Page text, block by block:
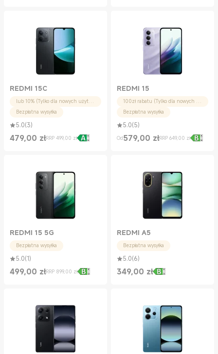
REDMI 15C
lub 10% (Tylko dla nowych użytkowników)
Bezpłatna wysyłka
5.0(3)
479,00 zł
Current Price zł479.00RRP 499,00 zł
Cena rynkowa 499,00 zł
REDMI 15
100zł rabatu (Tylko dla nowych użytkowników)
Bezpłatna wysyłka
5.0(5)
Od579,00 zł
Current Price zł579.00RRP 649,00 zł
Cena rynkowa 649,00 zł
REDMI 15 5G
Bezpłatna wysyłka
5.0(1)
499,00 zł
Current Price zł499.00RRP 899,00 zł
Cena rynkowa 899,00 zł
REDMI A5
Bezpłatna wysyłka
5.0(6)
349,00 zł
Current Price zł349.00